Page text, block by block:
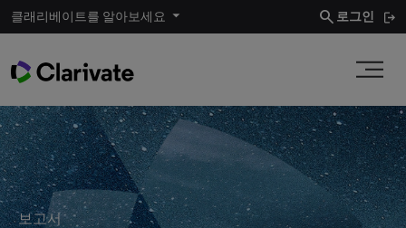
클래리베이트를 알아보세요 search 로그인
보고서